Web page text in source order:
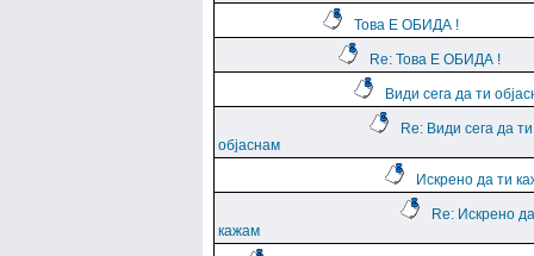
Това Е ОБИДА !
Re: Това Е ОБИДА !
Види сега да ти
Re: Види сега да ти
објаснам
Искрено да ти
Re: Искрено
кажам